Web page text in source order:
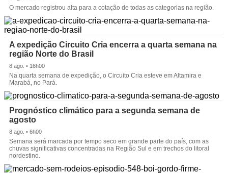
O mercado registrou alta para a cotação de todas as categorias na região.
A expedição Circuito Cria encerra a quarta semana na
região Norte do Brasil
8 ago. • 16h00
Na quarta semana de expedição, o Circuito Cria esteve em Altamira e
Marabá, no Pará.
Prognóstico climático para a segunda semana de
agosto
8 ago. • 6h00
Semana será marcada por tempo seco em grande parte do país, com as
chuvas significativas concentradas na Região Sul e em trechos do litoral
nordestino.